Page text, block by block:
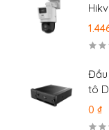
Đầu
tô
0 ₫